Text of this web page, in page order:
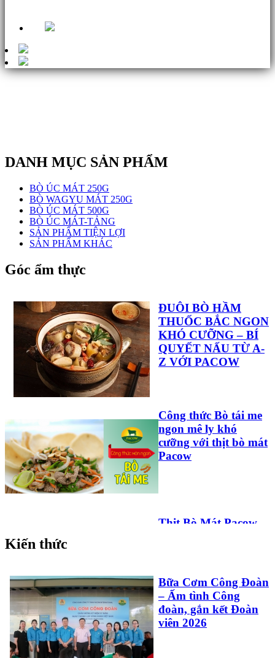
DANH MỤC SẢN PHẨM
BÒ ÚC MÁT 250G
BÒ WAGYU MÁT 250G
BÒ ÚC MÁT 500G
BÒ ÚC MÁT-TẢNG
SẢN PHẨM TIỆN LỢI
SẢN PHẨM KHÁC
Góc ẩm thực
ĐUÔI BÒ HẦM
THUỐC BẮC NGON
KHÓ CƯỠNG – BÍ
QUYẾT NẤU TỪ A-
Z VỚI PACOW
Công thức Bò tái me
ngon mê ly khó
cưỡng với thịt bò mát
Pacow
Thịt Bò Mát Pacow
Nhà
Công Thức Làm Pate
Kiến thức
Bữa Cơm Công Đoàn
– Ấm tình Công
đoàn, gắn kết Đoàn
viên 2026